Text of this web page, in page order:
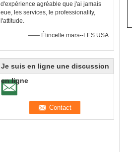
d'expérience agréable que j'ai jamais
eue, les services, le professionality,
l'attitude.
—— Étincelle mars--LES USA
Je suis en ligne une discussion
en ligne